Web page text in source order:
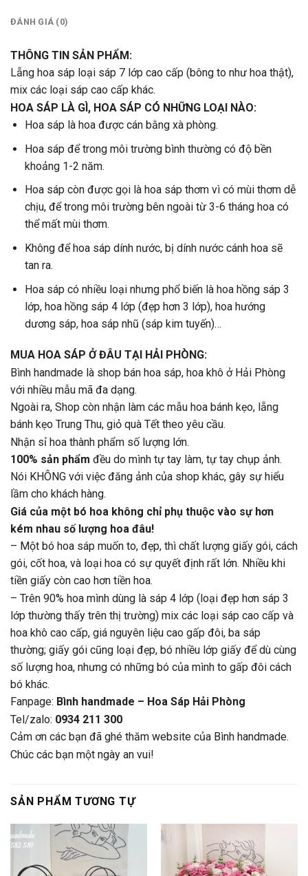
ĐÁNH GIÁ (0)
THÔNG TIN SẢN PHẨM:
Lẵng hoa sáp loại sáp 7 lớp cao cấp (bông to như hoa thật),
mix các loại sáp cao cấp khác.
HOA SÁP LÀ GÌ, HOA SÁP CÓ NHỮNG LOẠI NÀO:
Hoa sáp là hoa được cán bằng xà phòng.
Hoa sáp để trong môi trường bình thường có độ bền
khoảng 1-2 năm.
Hoa sáp còn được gọi là hoa sáp thơm vì có mùi thơm dễ
chịu, để trong môi trường bên ngoài từ 3-6 tháng hoa có
thể mất mùi thơm.
Không để hoa sáp dính nước, bị dính nước cánh hoa sẽ
tan ra.
Hoa sáp có nhiều loại nhưng phổ biến là hoa hồng sáp 3
lớp, hoa hồng sáp 4 lớp (đẹp hơn 3 lớp), hoa hướng
dương sáp, hoa sáp nhũ (sáp kim tuyến)…
MUA HOA SÁP Ở ĐÂU TẠI HẢI PHÒNG:
Bình handmade là shop bán hoa sáp, hoa khô ở Hải Phòng
với nhiều mẫu mã đa dạng.
Ngoài ra, Shop còn nhận làm các mẫu hoa bánh kẹo, lẵng
bánh kẹo Trung Thu, giỏ quà Tết theo yêu cầu.
Nhận sỉ hoa thành phẩm số lượng lớn.
100% sản phẩm đều do mình tự tay làm, tự tay chụp ảnh.
Nói KHÔNG với việc đăng ảnh của shop khác, gây sự hiểu
lầm cho khách hàng.
Giá của một bó hoa không chỉ phụ thuộc vào sự hơn
kém nhau số lượng hoa đâu!
– Một bó hoa sáp muốn to, đẹp, thì chất lượng giấy gói, cách
gói, cốt hoa, và loại hoa có sự quyết định rất lớn. Nhiều khi
tiền giấy còn cao hơn tiền hoa.
– Trên 90% hoa mình dùng là sáp 4 lớp (loại đẹp hơn sáp 3
lớp thường thấy trên thị trường) mix các loại sáp cao cấp và
hoa khô cao cấp, giá nguyên liệu cao gấp đôi, ba sáp
thường; giấy gói cũng loại đẹp, bó nhiều lớp giấy để dù cùng
số lượng hoa, nhưng có những bó của mình to gấp đôi cách
bó khác.
Fanpage: Bình handmade – Hoa Sáp Hải Phòng
Tel/zalo: 0934 211 300
Cảm ơn các bạn đã ghé thăm website của Bình handmade.
Chúc các bạn một ngày an vui!
SẢN PHẨM TƯƠNG TỰ